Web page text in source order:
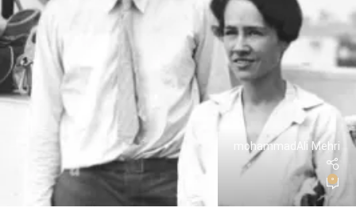
mohammadAli Mehri
0